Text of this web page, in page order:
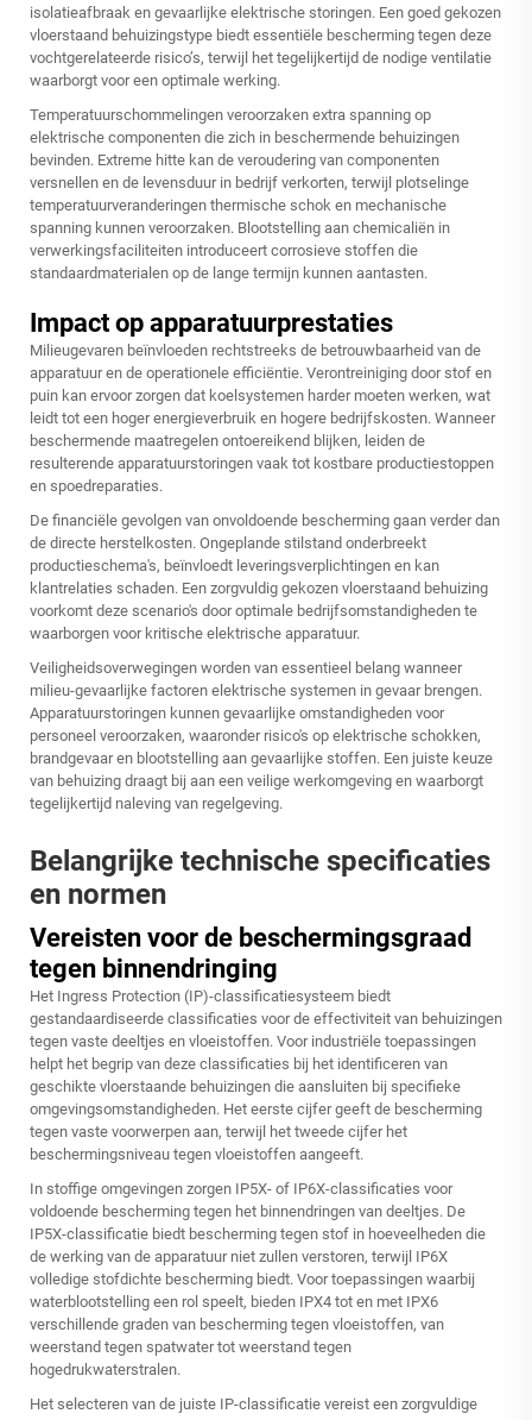
isolatieafbraak en gevaarlijke elektrische storingen. Een goed gekozen
vloerstaand behuizingstype biedt essentiële bescherming tegen deze
vochtgerelateerde risico’s, terwijl het tegelijkertijd de nodige ventilatie
waarborgt voor een optimale werking.
Temperatuurschommelingen veroorzaken extra spanning op
elektrische componenten die zich in beschermende behuizingen
bevinden. Extreme hitte kan de veroudering van componenten
versnellen en de levensduur in bedrijf verkorten, terwijl plotselinge
temperatuurveranderingen thermische schok en mechanische
spanning kunnen veroorzaken. Blootstelling aan chemicaliën in
verwerkingsfaciliteiten introduceert corrosieve stoffen die
standaardmaterialen op de lange termijn kunnen aantasten.
Impact op apparatuurprestaties
Milieugevaren beïnvloeden rechtstreeks de betrouwbaarheid van de
apparatuur en de operationele efficiëntie. Verontreiniging door stof en
puin kan ervoor zorgen dat koelsystemen harder moeten werken, wat
leidt tot een hoger energieverbruik en hogere bedrijfskosten. Wanneer
beschermende maatregelen ontoereikend blijken, leiden de
resulterende apparatuurstoringen vaak tot kostbare productiestoppen
en spoedreparaties.
De financiële gevolgen van onvoldoende bescherming gaan verder dan
de directe herstelkosten. Ongeplande stilstand onderbreekt
productieschema's, beïnvloedt leveringsverplichtingen en kan
klantrelaties schaden. Een zorgvuldig gekozen vloerstaand behuizing
voorkomt deze scenario's door optimale bedrijfsomstandigheden te
waarborgen voor kritische elektrische apparatuur.
Veiligheidsoverwegingen worden van essentieel belang wanneer
milieu-gevaarlijke factoren elektrische systemen in gevaar brengen.
Apparatuurstoringen kunnen gevaarlijke omstandigheden voor
personeel veroorzaken, waaronder risico's op elektrische schokken,
brandgevaar en blootstelling aan gevaarlijke stoffen. Een juiste keuze
van behuizing draagt bij aan een veilige werkomgeving en waarborgt
tegelijkertijd naleving van regelgeving.
Belangrijke technische specificaties
en normen
Vereisten voor de beschermingsgraad
tegen binnendringing
Het Ingress Protection (IP)-classificatiesysteem biedt
gestandaardiseerde classificaties voor de effectiviteit van behuizingen
tegen vaste deeltjes en vloeistoffen. Voor industriële toepassingen
helpt het begrip van deze classificaties bij het identificeren van
geschikte vloerstaande behuizingen die aansluiten bij specifieke
omgevingsomstandigheden. Het eerste cijfer geeft de bescherming
tegen vaste voorwerpen aan, terwijl het tweede cijfer het
beschermingsniveau tegen vloeistoffen aangeeft.
In stoffige omgevingen zorgen IP5X- of IP6X-classificaties voor
voldoende bescherming tegen het binnendringen van deeltjes. De
IP5X-classificatie biedt bescherming tegen stof in hoeveelheden die
de werking van de apparatuur niet zullen verstoren, terwijl IP6X
volledige stofdichte bescherming biedt. Voor toepassingen waarbij
waterblootstelling een rol speelt, bieden IPX4 tot en met IPX6
verschillende graden van bescherming tegen vloeistoffen, van
weerstand tegen spatwater tot weerstand tegen
hogedrukwaterstralen.
Het selecteren van de juiste IP-classificatie vereist een zorgvuldige